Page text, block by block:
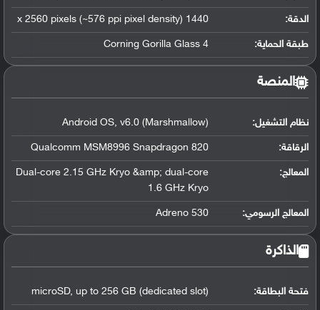
الدقة: 1440 x 2560 pixels (~576 ppi pixel density)
طبقة الحماية: Corning Gorilla Glass 4
المنصة
نظام التشغيل:
Android OS, v6.0 (Marshmallow)
الرقاقة:
Qualcomm MSM8996 Snapdragon 820
المعالج:
Dual-core 2.15 GHz Kryo &amp; dual-core
1.6 GHz Kryo
المعالج الرسومي:
Adreno 530
الذاكرة
فتحة البطاقة: microSD, up to 256 GB (dedicated slot)